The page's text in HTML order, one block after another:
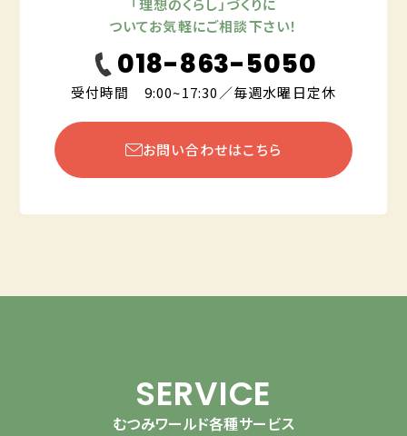
「理想のくらし」づくりに
ついてお気軽にご相談下さい！
018-863-5050
受付時間 9:00~17:30／毎週水曜日定休
お問い合わせはこちら
SERVICE
むつみワールド各種サービス